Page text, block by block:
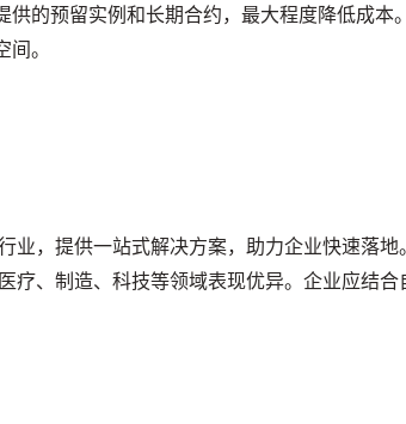
的预留实例和长期合约，最大程度降低成本。
。
业，提供一站式解决方案，助力企业快速落地
疗、制造、科技等领域表现优异。企业应结合